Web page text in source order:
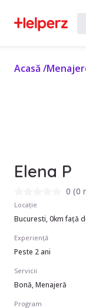
Acasă /
Elena P
0 (0
Locație
Bucuresti, 0km față
Experiență
Peste 2 ani
Servicii
Bonă, Menajeră
Program